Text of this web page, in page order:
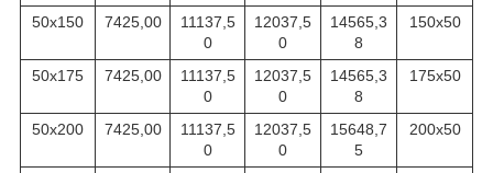
50х150 7425,00
11137,5
0
12037,5
0
14565,3
8
150х50
50х175 7425,00
11137,5
0
12037,5
0
14565,3
8
175х50
50х200 7425,00
11137,5
0
12037,5
0
15648,7
5
200х50